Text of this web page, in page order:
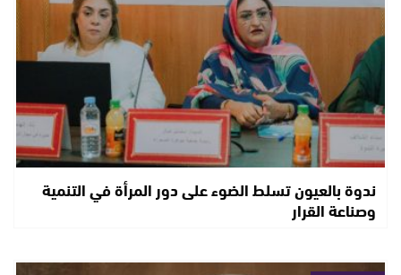
ندوة بالعيون تسلط الضوء على دور المرأة في التنمية
وصناعة القرار